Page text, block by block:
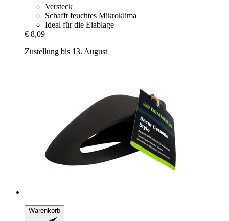
Versteck
Schafft feuchtes Mikroklima
Ideal für die Eiablage
€ 8,09
Zustellung bis 13. August
Warenkorb